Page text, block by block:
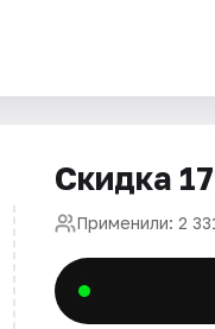
Скидка
Применили: 2